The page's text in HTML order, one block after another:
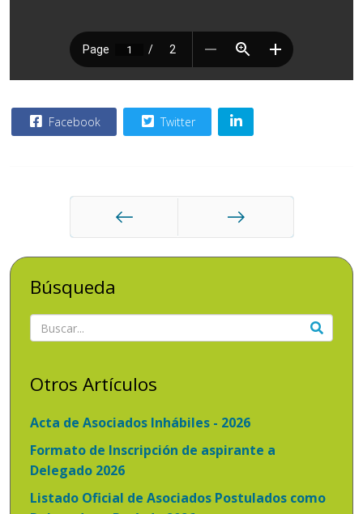
Facebook Twitter
Anterior Siguiente
Búsqueda
Otros Artículos
Acta de Asociados Inhábiles - 2026
Formato de Inscripción de aspirante a
Delegado 2026
Listado Oficial de Asociados Postulados como